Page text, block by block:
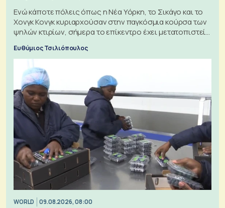
Ενώ κάποτε πόλεις όπως η Νέα Υόρκη, το Σικάγο και το
Χονγκ Κονγκ κυριαρχούσαν στην παγκόσμια κούρσα των
ψηλών κτιρίων, σήμερα το επίκεντρο έχει μετατοπιστεί
Ευθύμιος Τσιλιόπουλος
WORLD 09.08.2026, 08:00